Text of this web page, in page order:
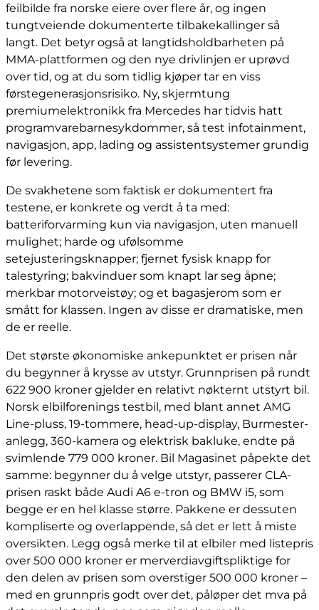
feilbilde fra norske eiere over flere år, og ingen
tungtveiende dokumenterte tilbakekallinger så
langt. Det betyr også at langtidsholdbarheten på
MMA-plattformen og den nye drivlinjen er uprøvd
over tid, og at du som tidlig kjøper tar en viss
førstegenerasjonsrisiko. Ny, skjermtung
premiumelektronikk fra Mercedes har tidvis hatt
programvarebarnesykdommer, så test infotainment,
navigasjon, app, lading og assistentsystemer grundig
før levering.
De svakhetene som faktisk er dokumentert fra
testene, er konkrete og verdt å ta med:
batteriforvarming kun via navigasjon, uten manuell
mulighet; harde og ufølsomme
setejusteringsknapper; fjernet fysisk knapp for
talestyring; bakvinduer som knapt lar seg åpne;
merkbar motorveistøy; og et bagasjerom som er
smått for klassen. Ingen av disse er dramatiske, men
de er reelle.
Det største økonomiske ankepunktet er prisen når
du begynner å krysse av utstyr. Grunnprisen på rundt
622 900 kroner gjelder en relativt nøkternt utstyrt bil.
Norsk elbilforenings testbil, med blant annet AMG
Line-pluss, 19-tommere, head-up-display, Burmester-
anlegg, 360-kamera og elektrisk bakluke, endte på
svimlende 779 000 kroner. Bil Magasinet påpekte det
samme: begynner du å velge utstyr, passerer CLA-
prisen raskt både Audi A6 e-tron og BMW i5, som
begge er en hel klasse større. Pakkene er dessuten
kompliserte og overlappende, så det er lett å miste
oversikten. Legg også merke til at elbiler med listepris
over 500 000 kroner er merverdiavgiftspliktige for
den delen av prisen som overstiger 500 000 kroner –
med en grunnpris godt over det, påløper det mva på